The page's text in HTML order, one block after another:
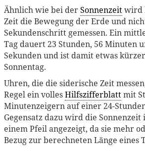
Ähnlich wie bei derSonnenzeitwird
Zeit die Bewegung der Erde und
Sekundenschritt gemessen. Ein
Tag dauert 23 Stunden, 56 Minuten
Sekunden und ist damit etwas
Sonnentag.
Uhren, die die siderische Zeit
Regel ein vollesHilfszifferblattmit
Minutenzeigern auf einer 24-
Gegensatz dazu wird die
einem Pfeil angezeigt, da sie mehr
Bezug zur berechneten Länge eines